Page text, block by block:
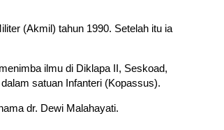
(Akmil) tahun 1990. Setelah itu ia
ilmu di Diklapa II, Seskoad,
satuan Infanteri (Kopassus).
dr. Dewi Malahayati.